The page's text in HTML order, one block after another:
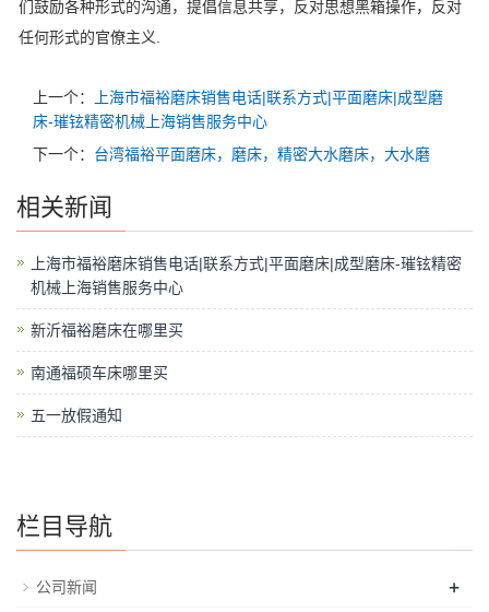
们鼓励各种形式的沟通，提倡信息共享，反对思想黑箱操作，反对
任何形式的官僚主义.
上一个：
上海市福裕磨床销售电话|联系方式|平面磨床|成型磨
床-璀铉精密机械上海销售服务中心
下一个： 台湾福裕平面磨床，磨床，精密大水磨床，大水磨
相关新闻
上海市福裕磨床销售电话|联系方式|平面磨床|成型磨床-璀铉精密
机械上海销售服务中心
新沂福裕磨床在哪里买
南通福硕车床哪里买
五一放假通知
栏目导航
公司新闻 +